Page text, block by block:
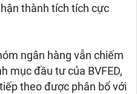
thành tích tích cực
ngân hàng vẫn chiếm
mục đầu tư của BVFED,
theo được phân bổ với